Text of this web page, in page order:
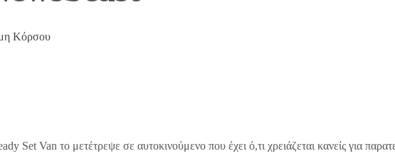
Κόρσου
Set Van το μετέτρεψε σε αυτοκινούμενο που έχει ό,τι χρειάζεται κανείς για